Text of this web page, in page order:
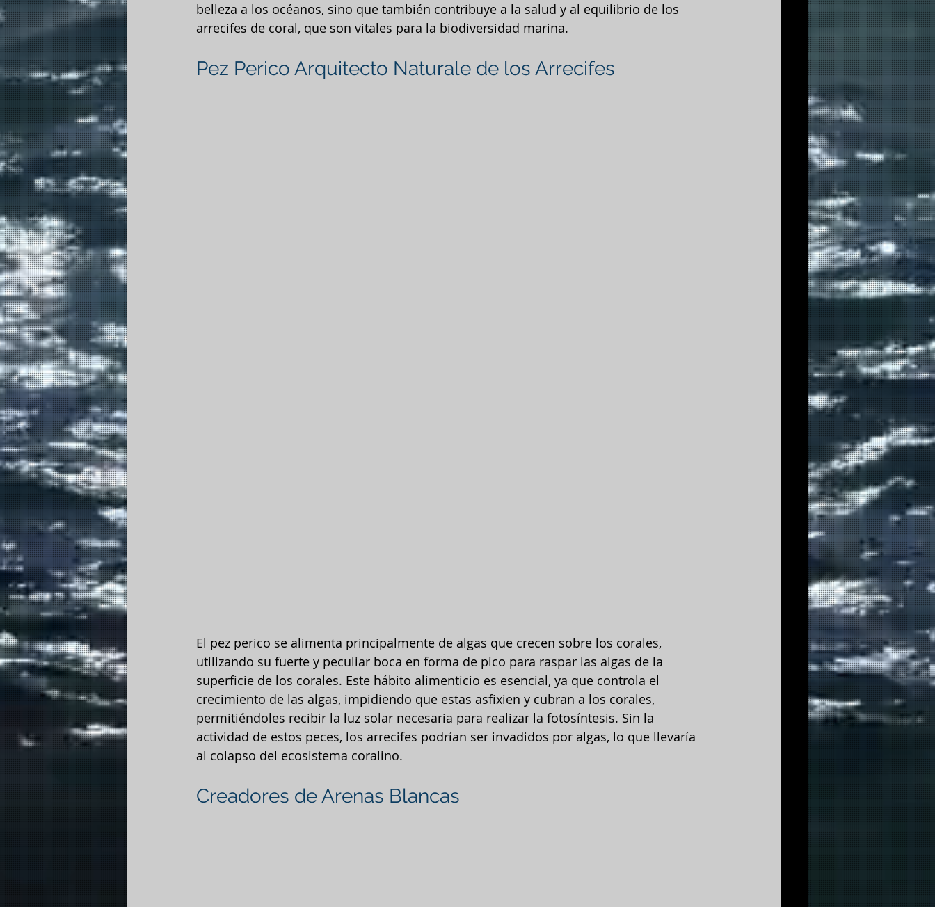
belleza a los océanos, sino que también contribuye a la salud y al equilibrio de los
arrecifes de coral, que son vitales para la biodiversidad marina.
Pez Perico Arquitecto Naturale de los Arrecifes
El pez perico se alimenta principalmente de algas que crecen sobre los corales,
utilizando su fuerte y peculiar boca en forma de pico para raspar las algas de la
superficie de los corales. Este hábito alimenticio es esencial, ya que controla el
crecimiento de las algas, impidiendo que estas asfixien y cubran a los corales,
permitiéndoles recibir la luz solar necesaria para realizar la fotosíntesis. Sin la
actividad de estos peces, los arrecifes podrían ser invadidos por algas, lo que llevaría
al colapso del ecosistema coralino.
Creadores de Arenas Blancas